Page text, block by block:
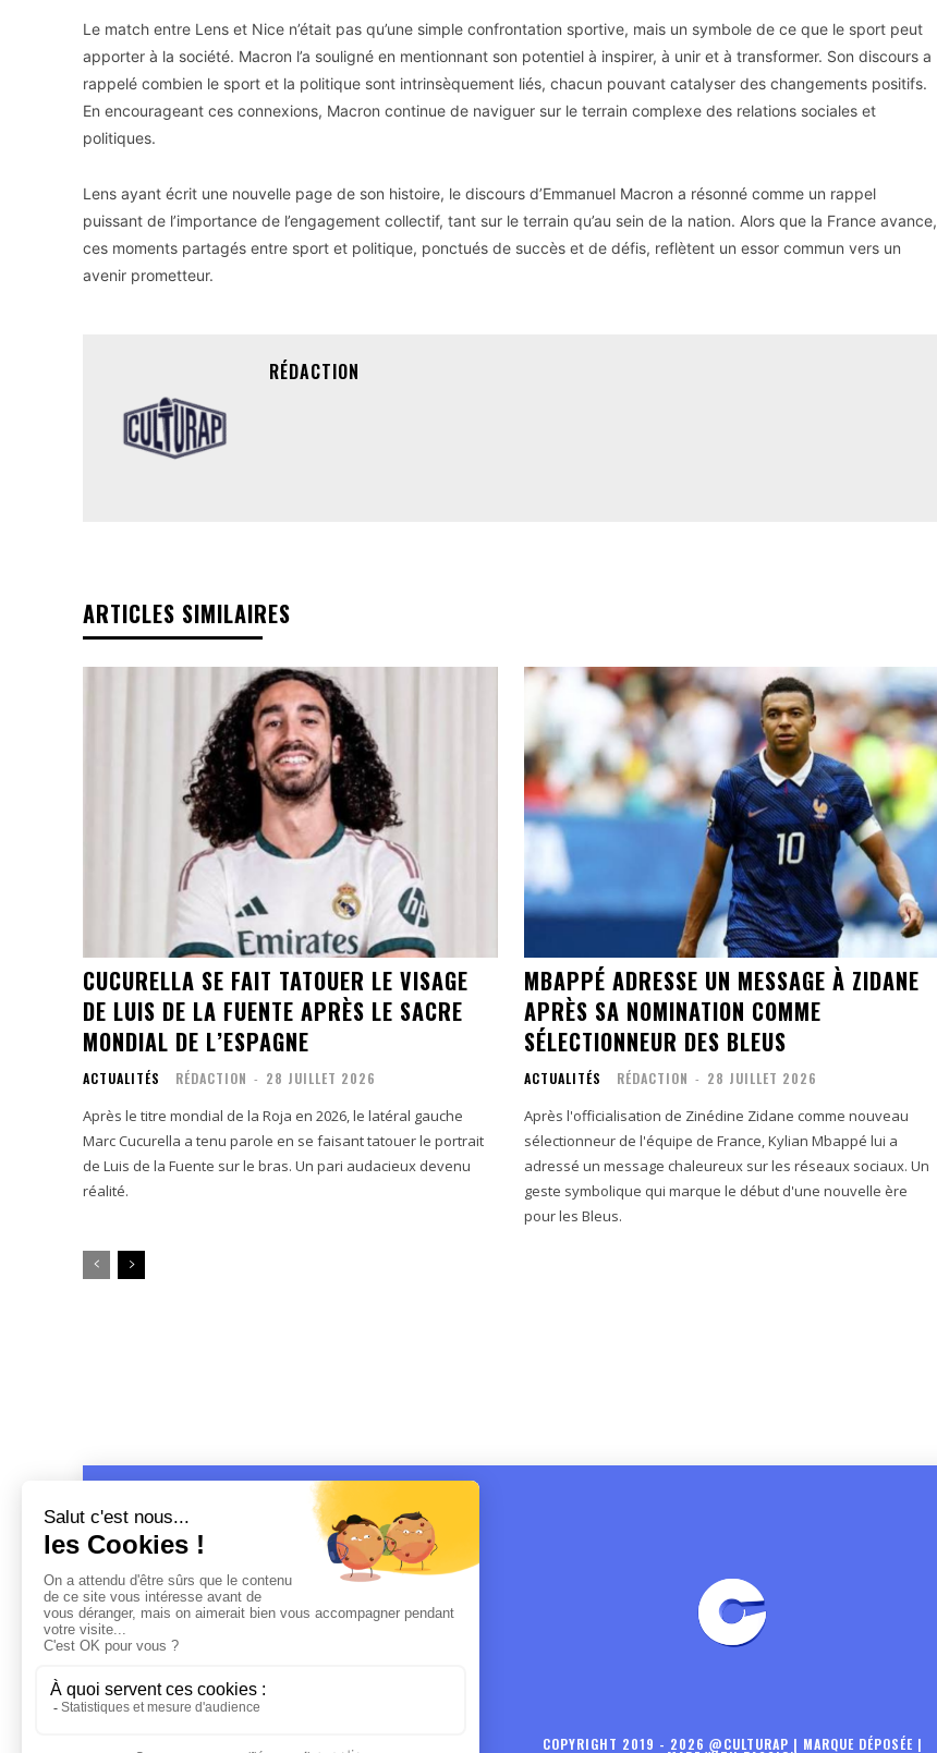
Le match entre Lens et Nice n’était pas qu’une simple confrontation sportive, mais un symbole de ce que le sport peut
apporter à la société. Macron l’a souligné en mentionnant son potentiel à inspirer, à unir et à transformer. Son discours a
rappelé combien le sport et la politique sont intrinsèquement liés, chacun pouvant catalyser des changements positifs.
En encourageant ces connexions, Macron continue de naviguer sur le terrain complexe des relations sociales et
politiques.
Lens ayant écrit une nouvelle page de son histoire, le discours d’Emmanuel Macron a résonné comme un rappel
puissant de l’importance de l’engagement collectif, tant sur le terrain qu’au sein de la nation. Alors que la France avance,
ces moments partagés entre sport et politique, ponctués de succès et de défis, reflètent un essor commun vers un
avenir prometteur.
RÉDACTION
ARTICLES SIMILAIRES
CUCURELLA SE FAIT TATOUER LE VISAGE
DE LUIS DE LA FUENTE APRÈS LE SACRE
MONDIAL DE L’ESPAGNE
ACTUALITÉS RÉDACTION - 28 JUILLET 2026
Après le titre mondial de la Roja en 2026, le latéral gauche
Marc Cucurella a tenu parole en se faisant tatouer le portrait
de Luis de la Fuente sur le bras. Un pari audacieux devenu
réalité.
MBAPPÉ ADRESSE UN MESSAGE À ZIDANE
APRÈS SA NOMINATION COMME
SÉLECTIONNEUR DES BLEUS
ACTUALITÉS RÉDACTION - 28 JUILLET 2026
Après l'officialisation de Zinédine Zidane comme nouveau
sélectionneur de l'équipe de France, Kylian Mbappé lui a
adressé un message chaleureux sur les réseaux sociaux. Un
geste symbolique qui marque le début d'une nouvelle ère
pour les Bleus.
COPYRIGHT 2019 - 2026 @CULTURAP | MARQUE DÉPOSÉE |